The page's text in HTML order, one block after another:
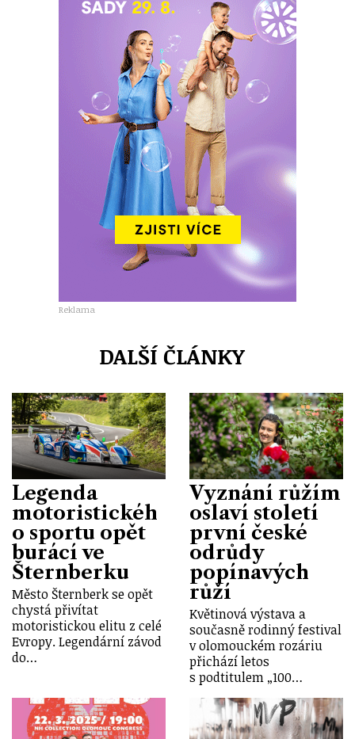
Reklama
DALŠÍ ČLÁNKY
Legenda
motoristickéh
o sportu opět
burácí ve
Šternberku
Město Šternberk se opět
chystá přivítat
motoristickou elitu z celé
Evropy. Legendární závod
do…
Vyznání růžím
oslaví století
první české
odrůdy
popínavých
růží
Květinová výstava a
současně rodinný festival
v olomouckém rozáriu
přichází letos
s podtitulem „100…